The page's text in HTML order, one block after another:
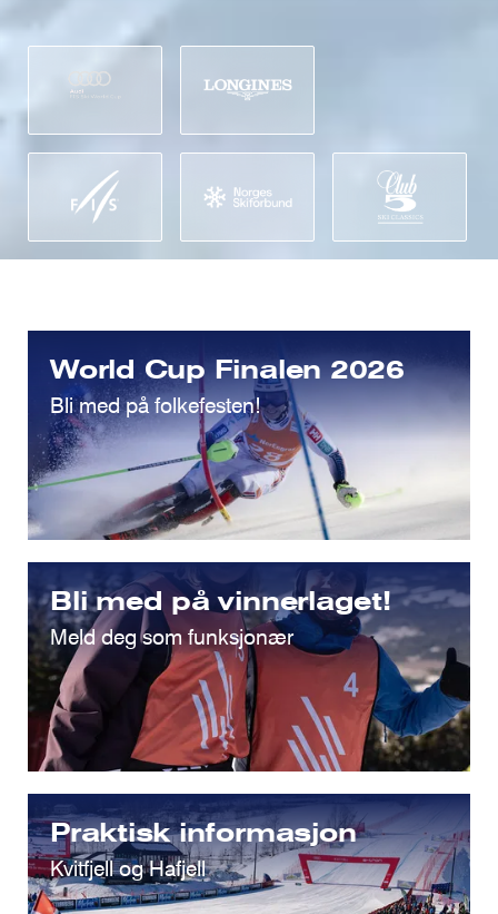
World Cup Finalen 2026
Bli med på folkefesten!
Bli med på vinnerlaget!
Meld deg som funksjonær
Praktisk informasjon
Kvitfjell og Hafjell